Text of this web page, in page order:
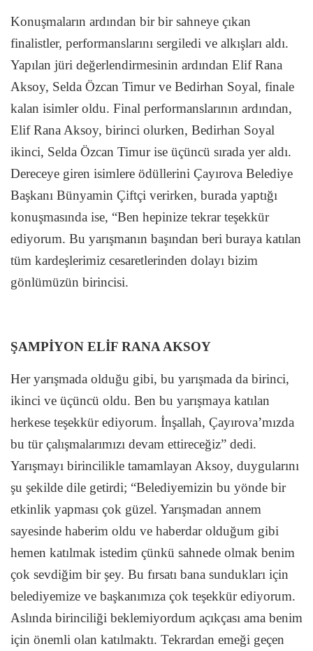
Konuşmaların ardından bir bir sahneye çıkan
finalistler, performanslarını sergiledi ve alkışları aldı.
Yapılan jüri değerlendirmesinin ardından Elif Rana
Aksoy, Selda Özcan Timur ve Bedirhan Soyal, finale
kalan isimler oldu. Final performanslarının ardından,
Elif Rana Aksoy, birinci olurken, Bedirhan Soyal
ikinci, Selda Özcan Timur ise üçüncü sırada yer aldı.
Dereceye giren isimlere ödüllerini Çayırova Belediye
Başkanı Bünyamin Çiftçi verirken, burada yaptığı
konuşmasında ise, “Ben hepinize tekrar teşekkür
ediyorum. Bu yarışmanın başından beri buraya katılan
tüm kardeşlerimiz cesaretlerinden dolayı bizim
gönlümüzün birincisi.
ŞAMPİYON ELİF RANA AKSOY
Her yarışmada olduğu gibi, bu yarışmada da birinci,
ikinci ve üçüncü oldu. Ben bu yarışmaya katılan
herkese teşekkür ediyorum. İnşallah, Çayırova’mızda
bu tür çalışmalarımızı devam ettireceğiz” dedi.
Yarışmayı birincilikle tamamlayan Aksoy, duygularını
şu şekilde dile getirdi; “Belediyemizin bu yönde bir
etkinlik yapması çok güzel. Yarışmadan annem
sayesinde haberim oldu ve haberdar olduğum gibi
hemen katılmak istedim çünkü sahnede olmak benim
çok sevdiğim bir şey. Bu fırsatı bana sundukları için
belediyemize ve başkanımıza çok teşekkür ediyorum.
Aslında birinciliği beklemiyordum açıkçası ama benim
için önemli olan katılmaktı. Tekrardan emeği geçen